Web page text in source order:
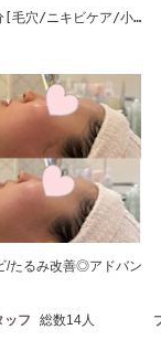
[毛穴/ニキビケア/小
/たるみ改善◎アドバン
ッフ 総数14人